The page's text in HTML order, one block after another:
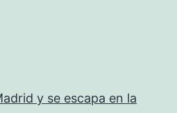
y se escapa en la